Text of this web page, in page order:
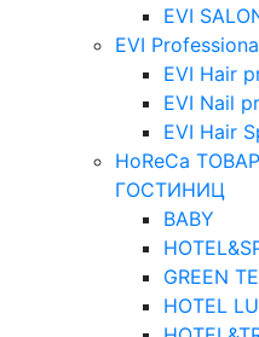
EVI
EVI
EVI Hair
EVI Nail
EVI Hair
HoReCa
ГОСТИНИЦ
BABY
GREEN
HOTEL